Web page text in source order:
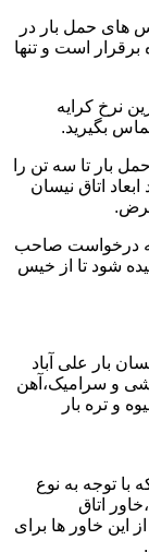
های حمل بار در
است و تنها
نرخ کرایه
بگیرید.
توانایی حمل بار تا سه تن را
اتاق نیسان
به درخواست صاحب
شود تا از خیس
بار علی آباد
و سرامیک،آهن
و تره بار
با توجه به نوع
اتاق
این خاور ها برای